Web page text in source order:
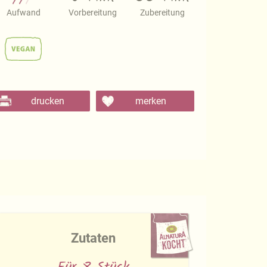
Aufwand Vorbereitung Zubereitung
drucken merken
Zutaten